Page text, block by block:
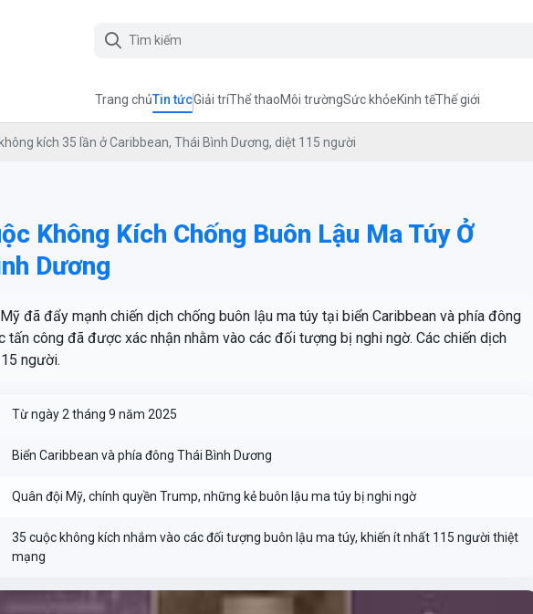
Trang chủTin tứcGiải tríThể thaoMôi trườngSức khỏeKinh tếThế giới
kích 35 lần ở Caribbean, Thái Bình Dương, diệt 115 người
Không Kích Chống Buôn Lậu Ma Túy Ở
Dương
đã đẩy mạnh chiến dịch chống buôn lậu ma túy tại biển Caribbean và phía đông
tấn công đã được xác nhận nhằm vào các đối tượng bị nghi ngờ. Các chiến dịch
người.
Từ ngày 2 tháng 9 năm 2025
Biển Caribbean và phía đông Thái Bình Dương
Quân đội Mỹ, chính quyền Trump, những kẻ buôn lậu ma túy bị nghi ngờ
35 cuộc không kích nhắm vào các đối tượng buôn lậu ma túy, khiến ít nhất 115 người thiệt
mạng